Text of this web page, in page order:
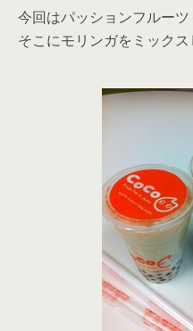
今回はパッションフルーツ
そこにモリンガをミックス